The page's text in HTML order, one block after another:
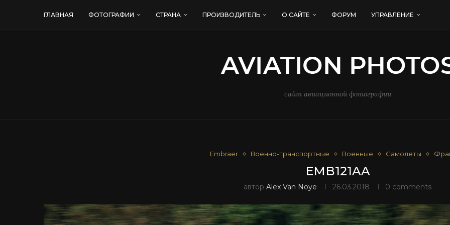
ГЛАВНАЯ ФОТОГРАФИИ СТРАНА ПРОИЗВОДИТЕЛЬ О САЙТЕ ФОРУМ УПРАВЛЕНИЕ
сайт авиационной фотографии
Embraer Военно-транспортные Военные Самолеты
EMB121AA
автор Alex Van Noye 26.03.2018 0 comments